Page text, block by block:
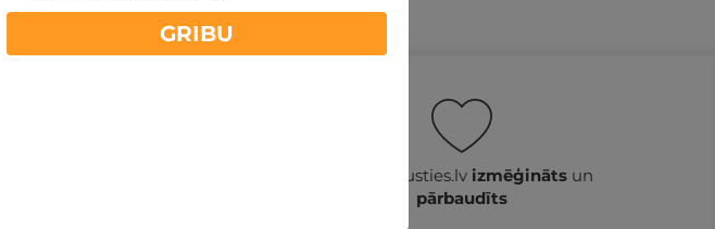
GribuAtpusties.lv izmēģināts un
pārbaudīts
GRIBU